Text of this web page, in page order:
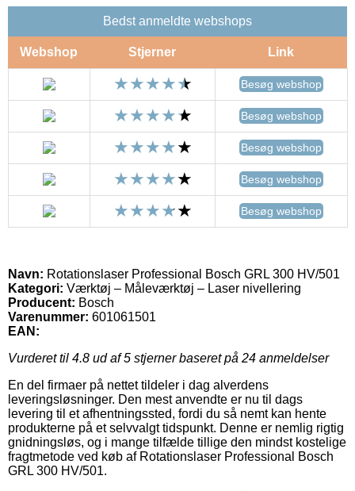
Bedst anmeldte webshops
Webshop Stjerner Link
Besøg webshop
Besøg webshop
Besøg webshop
Besøg webshop
Besøg webshop
Navn: Rotationslaser Professional Bosch GRL 300 HV/501
Kategori: Værktøj – Måleværktøj – Laser nivellering
Producent: Bosch
Varenummer: 601061501
EAN:
Vurderet til 4.8 ud af 5 stjerner baseret på 24 anmeldelser
En del firmaer på nettet tildeler i dag alverdens
leveringsløsninger. Den mest anvendte er nu til dags
levering til et afhentningssted, fordi du så nemt kan hente
produkterne på et selvvalgt tidspunkt. Denne er nemlig rigtig
gnidningsløs, og i mange tilfælde tillige den mindst kostelige
fragtmetode ved køb af Rotationslaser Professional Bosch
GRL 300 HV/501.